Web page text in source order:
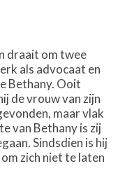
draait om twee
als advocaat en
Bethany. Ooit
de vrouw van zijn
maar vlak
van Bethany is zij
Sindsdien is hij
zich niet te laten